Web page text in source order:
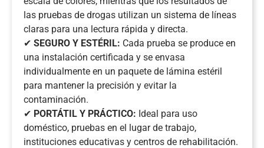
las pruebas de drogas utilizan un sistema de líneas
claras para una lectura rápida y directa.
✔ SEGURO Y ESTÉRIL: Cada prueba se produce en
una instalación certificada y se envasa
individualmente en un paquete de lámina estéril
para mantener la precisión y evitar la
contaminación.
✔ PORTÁTIL Y PRÁCTICO: Ideal para uso
doméstico, pruebas en el lugar de trabajo,
instituciones educativas y centros de rehabilitación.